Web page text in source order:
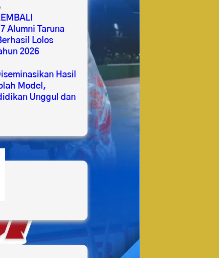
Alumni Taruna
Lolos
2026
Hasil
Model,
Unggul dan